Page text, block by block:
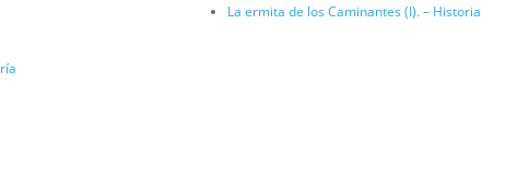
La ermita de los Caminantes (I). – Historia